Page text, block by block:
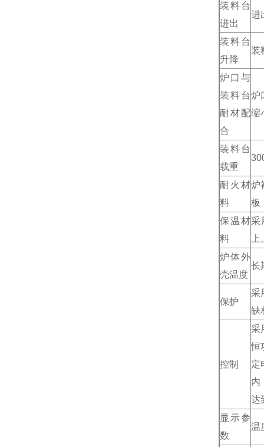
装料台
进出
进
装料台
升降
装
炉口与
装料台
耐材配
合
炉
缩
装料台
载重
耐火材
料
炉
板
保温材
料
采
炉体外
壳温度
长
保护
采
缺
控制
采
恒
定
内
达
显示参
数
温